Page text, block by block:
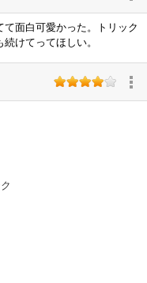
面白可愛かった。トリック
けてってほしい。